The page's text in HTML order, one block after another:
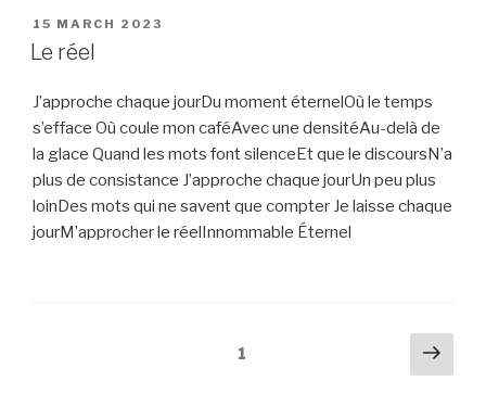
POSTED
ON
15 MARCH 2023
Le réel
J’approche chaque jourDu moment éternelOù le temps
s’efface Où coule mon caféAvec une densitéAu-delà de
la glace Quand les mots font silenceEt que le discoursN’a
plus de consistance J’approche chaque jourUn peu plus
loinDes mots qui ne savent que compter Je laisse chaque
jourM’approcher le réelInnommable Éternel
1
Next